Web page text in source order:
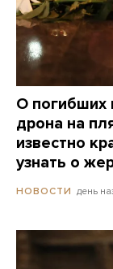
О погибших
дрона на
известно
узнать о
НОВОСТИ день